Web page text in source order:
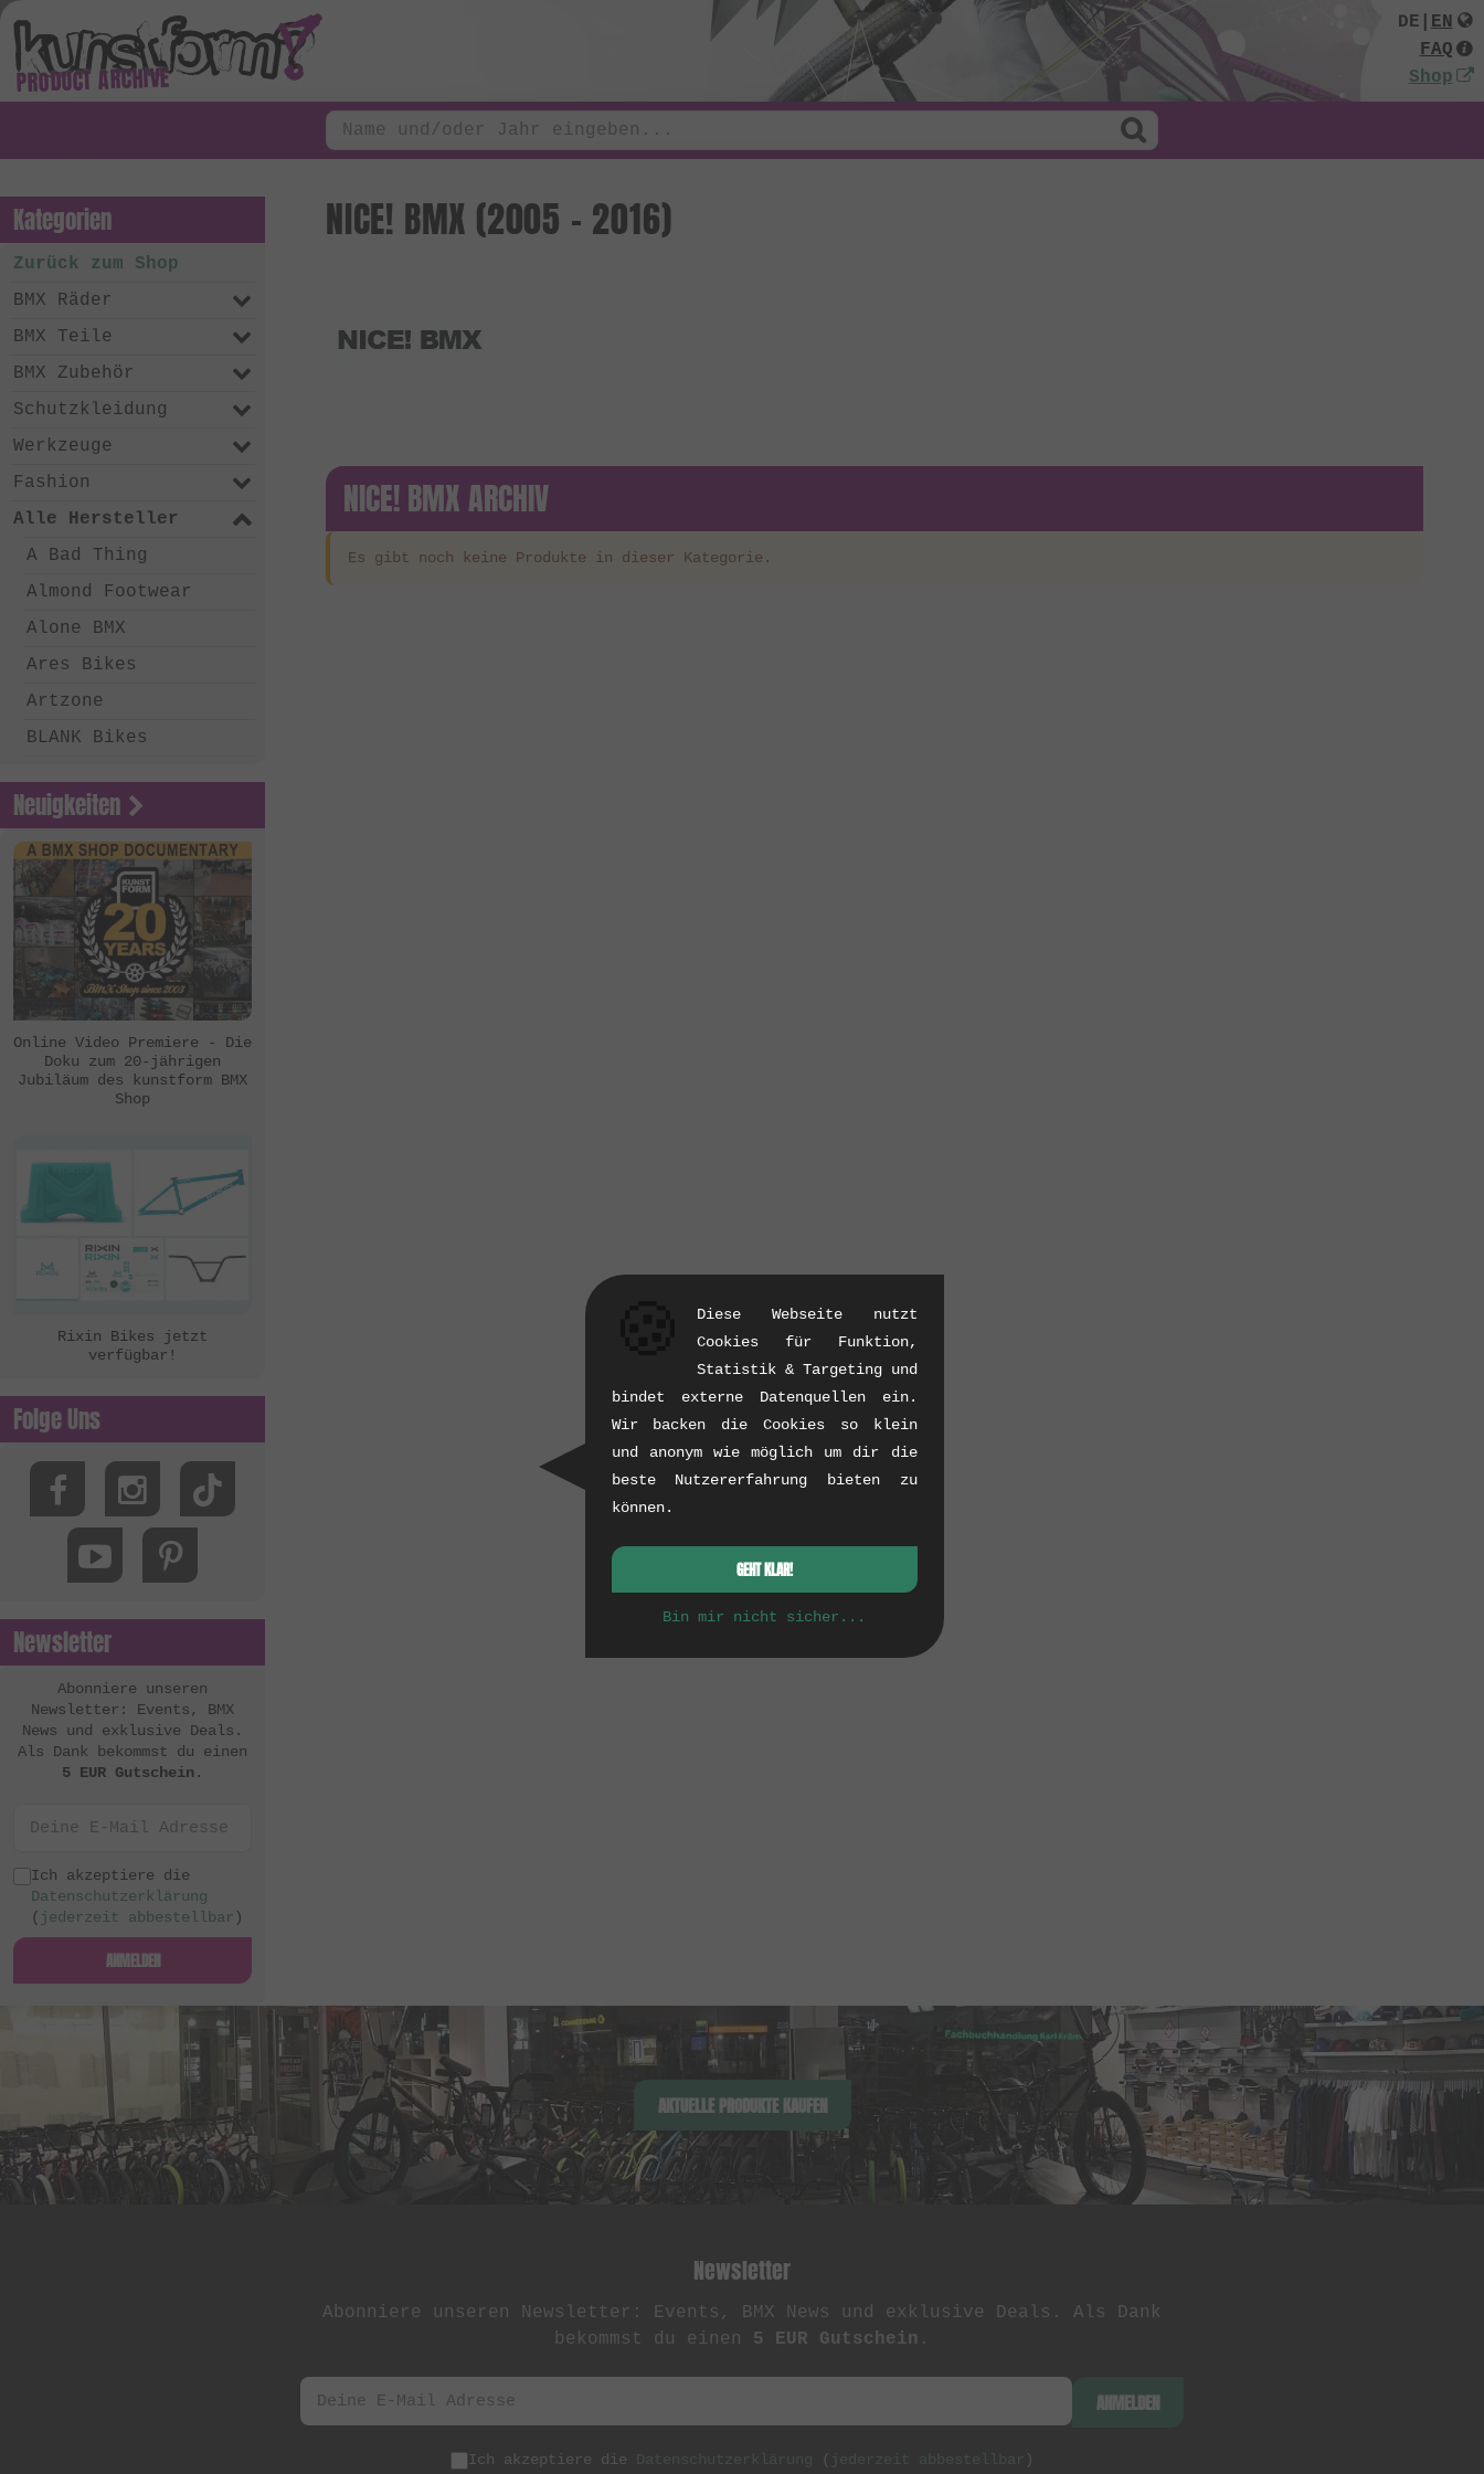
PRODUCT ARCHIVE
DE
EN
FAQ
Shop
NICE! BMX (2005 - 2016)
NICE! BMX ARCHIV
Es gibt noch keine Produkte in dieser Kategorie.
Kategorien
Zurück zum Shop
BMX Räder
BMX Teile
BMX Zubehör
Schutzkleidung
Werkzeuge
Fashion
Alle Hersteller
A Bad Thing
Almond Footwear
Alone BMX
Ares Bikes
Artzone
BLANK Bikes
Chico Clothing
Coalition BMX
Country Bikes
Deep BMX
Eastern Bikes
eclat
FBM
Felt Bikes
FreedomBMX
Hoffman Bikes
inTRIKat
Jungle Rider
Kis Bike Co.
kunstform
Kuoppa Gomez Bikes
Lotek
MacNeil Bikes
Mankind Bike Co.
Metal Bikes
Mutiny Bikes
Odyssey BMX
OG Bikes
Quamen
Sequence
Simple Bike Co.
SNAFU
Soul
St Martin
Suelo
Superstar
Terrible One
Neuigkeiten
Online Video Premiere - Die
Doku zum 20-jährigen
Jubiläum des kunstform BMX
Shop
Rixin Bikes jetzt
verfügbar!
Folge Uns
Newsletter
Abonniere unseren
Newsletter: Events, BMX
News und exklusive Deals.
Als Dank bekommst du einen
5 EUR Gutschein.
Ich akzeptiere die
Datenschutzerklärung
( jederzeit abbestellbar )
ANMELDEN
AKTUELLE PRODUKTE KAUFEN
Newsletter
Abonniere unseren Newsletter: Events, BMX News und exklusive Deals. Als Dank
bekommst du einen 5 EUR Gutschein .
ANMELDEN
Ich akzeptiere die Datenschutzerklärung ( jederzeit abbestellbar )
Diese Webseite nutzt
Cookies für Funktion,
Statistik & Targeting und
bindet externe Datenquellen ein.
Wir backen die Cookies so klein
und anonym wie möglich um dir die
beste Nutzererfahrung bieten zu
können.
GEHT KLAR!
Bin mir nicht sicher...